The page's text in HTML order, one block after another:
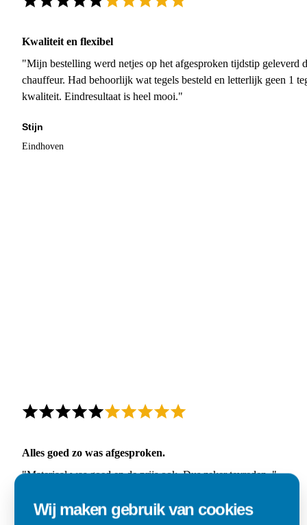
Kwaliteit en flexibel
"Mijn bestelling werd netjes op het afgesproken tijdstip geleverd
chauffeur. Had behoorlijk wat tegels besteld en letterlijk geen 1
kwaliteit. Eindresultaat is heel mooi."
Stijn
Eindhoven
Alles goed zo was afgesproken.
"Materiaal was goed en de prijs ook. Dus zeker tevreden.."
AdWij maken gebruik van cookies